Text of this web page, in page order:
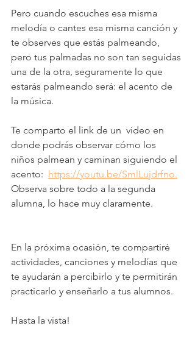
Pero cuando escuches esa misma
melodía o cantes esa misma canción y
te observes que estás palmeando,
pero tus palmadas no son tan seguidas
una de la otra, seguramente lo que
estarás palmeando será: el acento de
la música.
Te comparto el link de un  video en
donde podrás observar cómo los
niños palmean y caminan siguiendo el
acento: https://youtu.be/SmlLujdrfno.
Observa sobre todo a la segunda
alumna, lo hace muy claramente.
En la próxima ocasión, te compartiré
actividades, canciones y melodías que
te ayudarán a percibirlo y te permitirán
practicarlo y enseñarlo a tus alumnos.
Hasta la vista!